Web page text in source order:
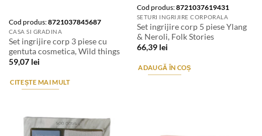
Cod produs:8721037845687
CASA SI GRADINA
Set ingrijire corp 3 piese cu
gentuta cosmetica, Wild things
59,07 lei
CITEȘTE MAI MULT
Cod produs:8721037619431
SETURI INGRIJIRE CORPORALA
Set ingrijire corp 5 piese Ylang
& Neroli, Folk Stories
66,39 lei
ADAUGĂ ÎN COȘ